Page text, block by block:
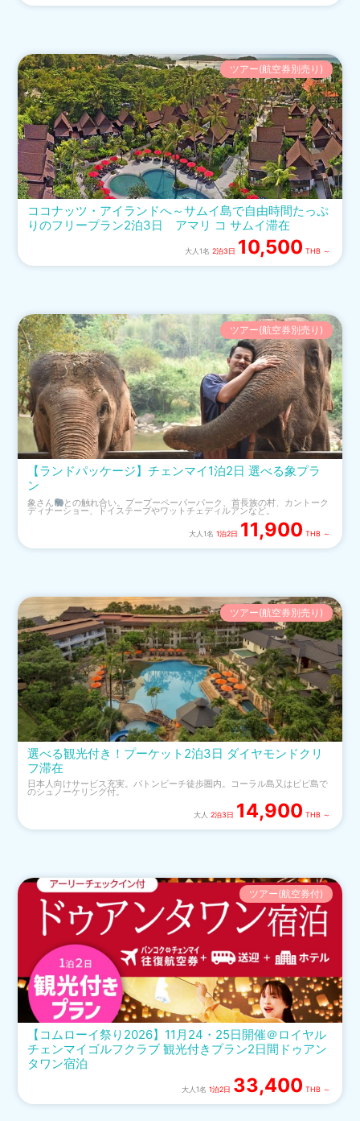
ココナッツ・アイランドへ～サムイ島で自由時間たっぷ
りのフリープラン2泊3日 アマリ コ サムイ滞在
ツアー(航空券別売り)
大人1名 2泊3日 10,500 THB ～
【ランドパッケージ】チェンマイ1泊2日 選べる象プラ
ン
象さん との触れ合い。プープーペーパーパーク、首長族の村、カントーク
ディナーショー、ドイステープやワットチェディルアンなど。
ツアー(航空券別売り)
大人1名 1泊2日 11,900 THB ～
選べる観光付き！プーケット2泊3日 ダイヤモンドクリ
フ滞在
日本人向けサービス充実。パトンビーチ徒歩圏内。コーラル島又はピピ島で
のシュノーケリング付。
ツアー(航空券別売り)
大人 2泊3日 14,900 THB ～
【コムローイ祭り2026】11月24・25日開催＠ロイヤル
チェンマイゴルフクラブ 観光付きプラン2日間ドゥアン
タワン宿泊
ツアー(航空券付)
大人1名 1泊2日 33,400 THB ～